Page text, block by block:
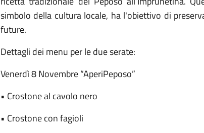
simbolo della cultura locale, ha l'obiettivo di
future.
Dettagli dei menu per le due serate:
Venerdì 8 Novembre “AperiPeposo”
• Crostone al cavolo nero
• Crostone con fagioli